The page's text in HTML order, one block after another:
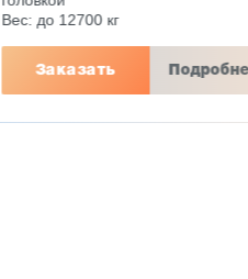
Вес: до 12700 кг
Заказать